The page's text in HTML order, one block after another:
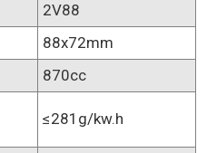
2V88
88x72mm
870cc
≤281g/kw.h